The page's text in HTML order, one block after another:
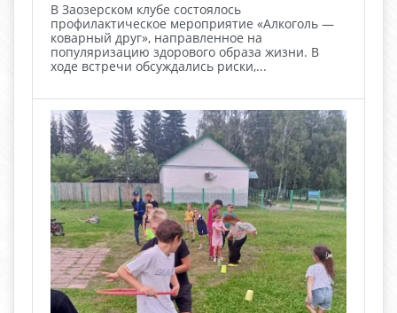
В Заозерском клубе состоялось
профилактическое мероприятие «Алкоголь —
коварный друг», направленное на
популяризацию здорового образа жизни. В
ходе встречи обсуждались риски,...